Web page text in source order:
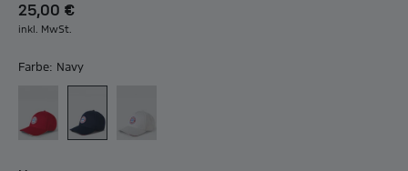
25,00 €
inkl. MwSt.
Farbe: Navy